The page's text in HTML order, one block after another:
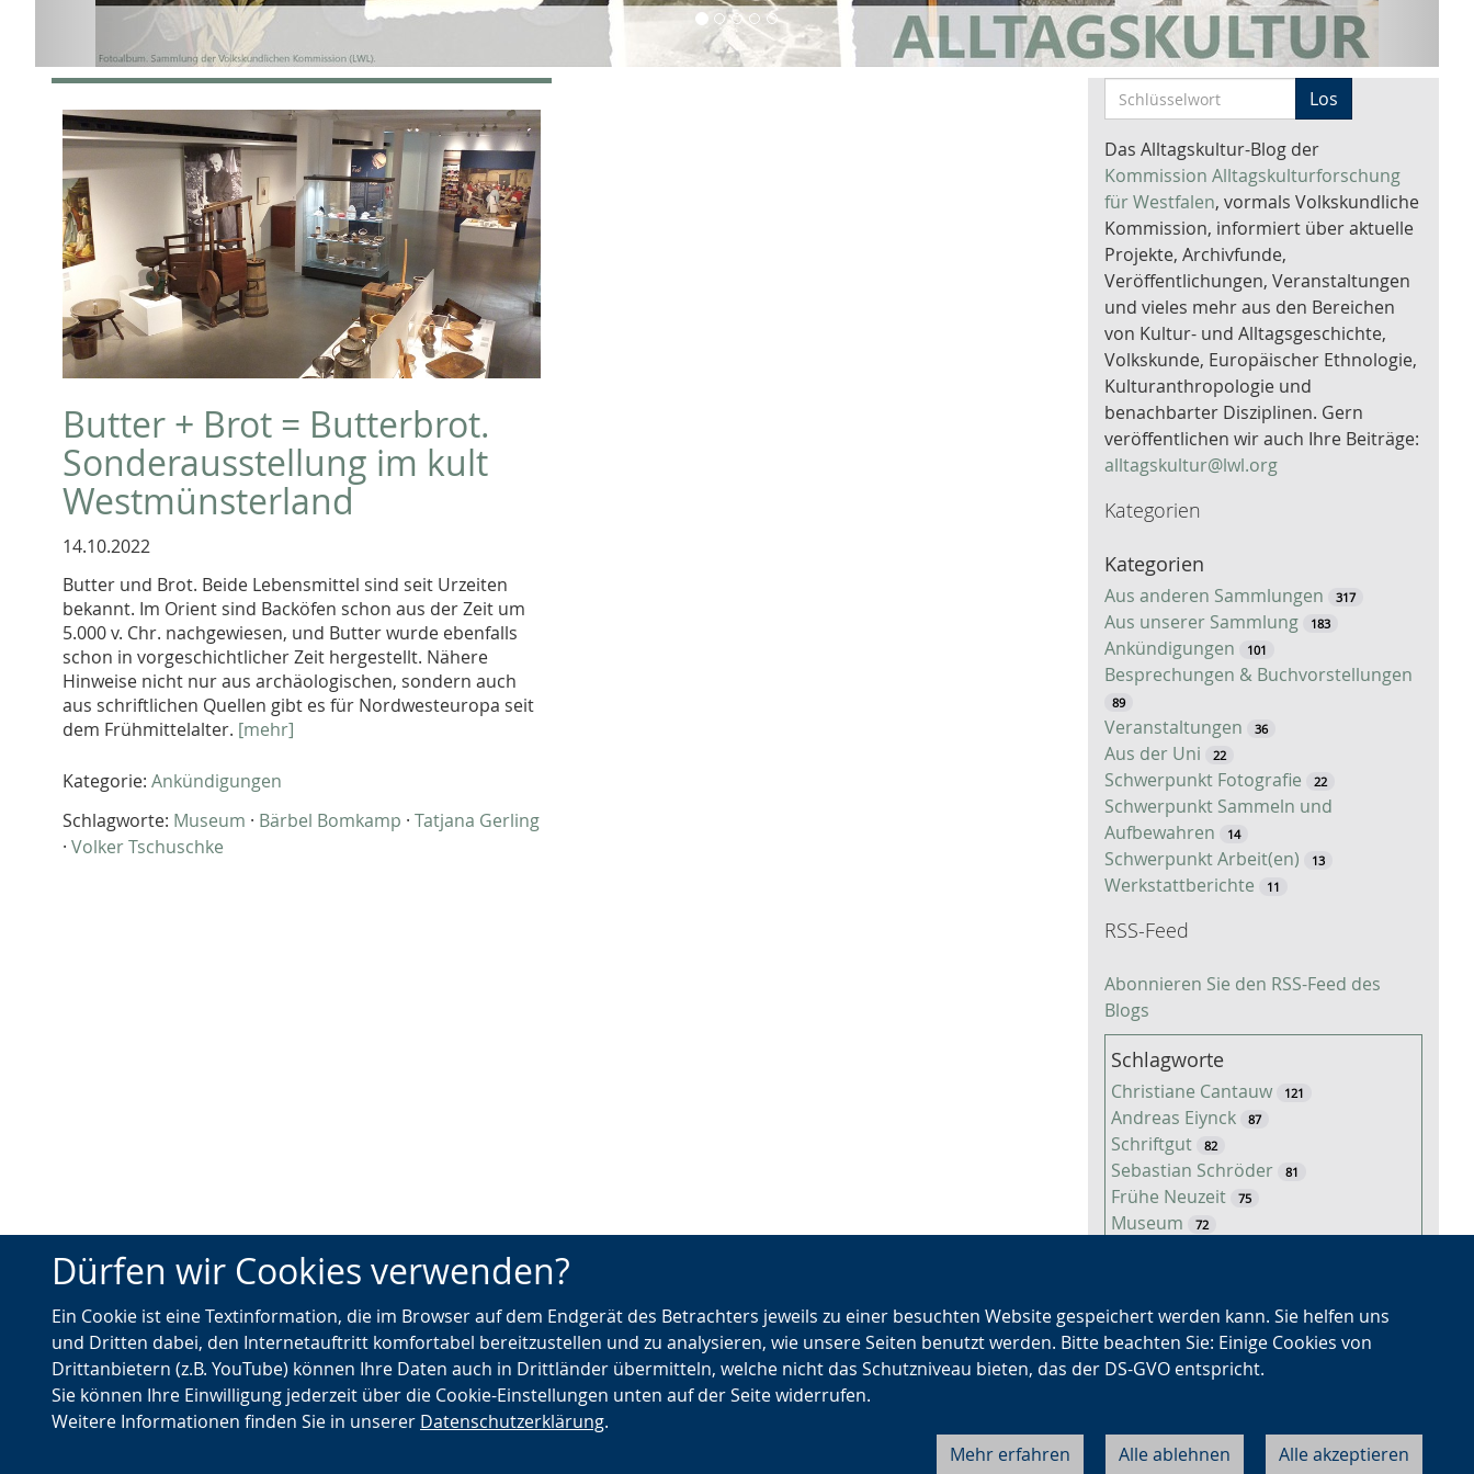
Dürfen wir Cookies verwenden?
Ein Cookie ist eine Textinformation, die im Browser auf dem Endgerät des Betrachters jeweils zu einer besuchten Website gespeichert werden kann. Sie helfen uns
und Dritten dabei, den Internetauftritt komfortabel bereitzustellen und zu analysieren, wie unsere Seiten benutzt werden. Bitte beachten Sie: Einige Cookies von
Drittanbietern (z.B. YouTube) können Ihre Daten auch in Drittländer übermitteln, welche nicht das Schutzniveau bieten, das der DS-GVO entspricht.
Sie können Ihre Einwilligung jederzeit über die Cookie-Einstellungen unten auf der Seite widerrufen.
Weitere Informationen finden Sie in unserer Datenschutzerklärung.
Alle akzeptieren
Alle ablehnen
Mehr erfahren
Butter + Brot = Butterbrot.
Sonderausstellung im kult
Westmünsterland
14.10.2022
Butter und Brot. Beide Lebensmittel sind seit Urzeiten
bekannt. Im Orient sind Backöfen schon aus der Zeit um
5.000 v. Chr. nachgewiesen, und Butter wurde ebenfalls
schon in vorgeschichtlicher Zeit hergestellt. Nähere
Hinweise nicht nur aus archäologischen, sondern auch
aus schriftlichen Quellen gibt es für Nordwesteuropa seit
dem Frühmittelalter. [mehr]
Kategorie: Ankündigungen
Schlagworte: Museum · Bärbel Bomkamp · Tatjana Gerling
· Volker Tschuschke
c
h
l
ü
s
s
e
l
w
o
r
t
-
S
c
e
Los
Das Alltagskultur-Blog der
Kommission Alltagskulturforschung
für Westfalen, vormals Volkskundliche
Kommission, informiert über aktuelle
Projekte, Archivfunde,
Veröffentlichungen, Veranstaltungen
und vieles mehr aus den Bereichen
von Kultur- und Alltagsgeschichte,
Volkskunde, Europäischer Ethnologie,
Kulturanthropologie und
benachbarter Disziplinen. Gern
veröffentlichen wir auch Ihre Beiträge:
alltagskultur@lwl.org
Kategorien
Kategorien
Aus anderen Sammlungen 317
Aus unserer Sammlung 183
Ankündigungen 101
Besprechungen & Buchvorstellungen
89
Veranstaltungen 36
Aus der Uni 22
Schwerpunkt Fotografie 22
Schwerpunkt Sammeln und
Aufbewahren
14
Schwerpunkt Arbeit(en) 13
Werkstattberichte 11
RSS-Feed
Abonnieren Sie den RSS-Feed des
Blogs
Schlagworte
Christiane Cantauw 121
Andreas Eiynck 87
Schriftgut 82
Sebastian Schröder 81
Frühe Neuzeit 75
Museum 72
Freizeit
Veröffentlichung
Niklas Regenbrecht
Tiere 38
Timo Luks 37
Barrierefreiheit Cookie-Einstellungen Datenschutz Impressum Kontakt About LWL